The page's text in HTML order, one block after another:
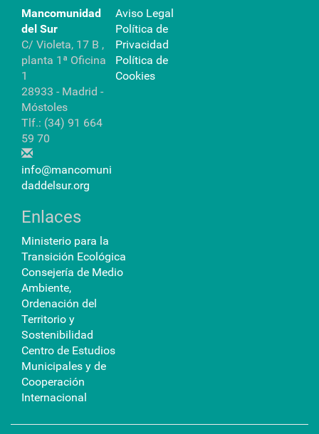
Mancomunidad
del Sur
C/ Violeta, 17 B ,
planta 1ª Oficina
1
28933 - Madrid -
Móstoles
Tlf.: (34) 91 664
59 70
info@mancomuni
daddelsur.org
Aviso Legal
Política de
Privacidad
Política de
Cookies
Enlaces
Ministerio para la
Transición Ecológica
Consejería de Medio
Ambiente,
Ordenación del
Territorio y
Sostenibilidad
Centro de Estudios
Municipales y de
Cooperación
Internacional